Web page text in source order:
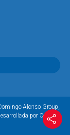
Alonso Group,
por Coco